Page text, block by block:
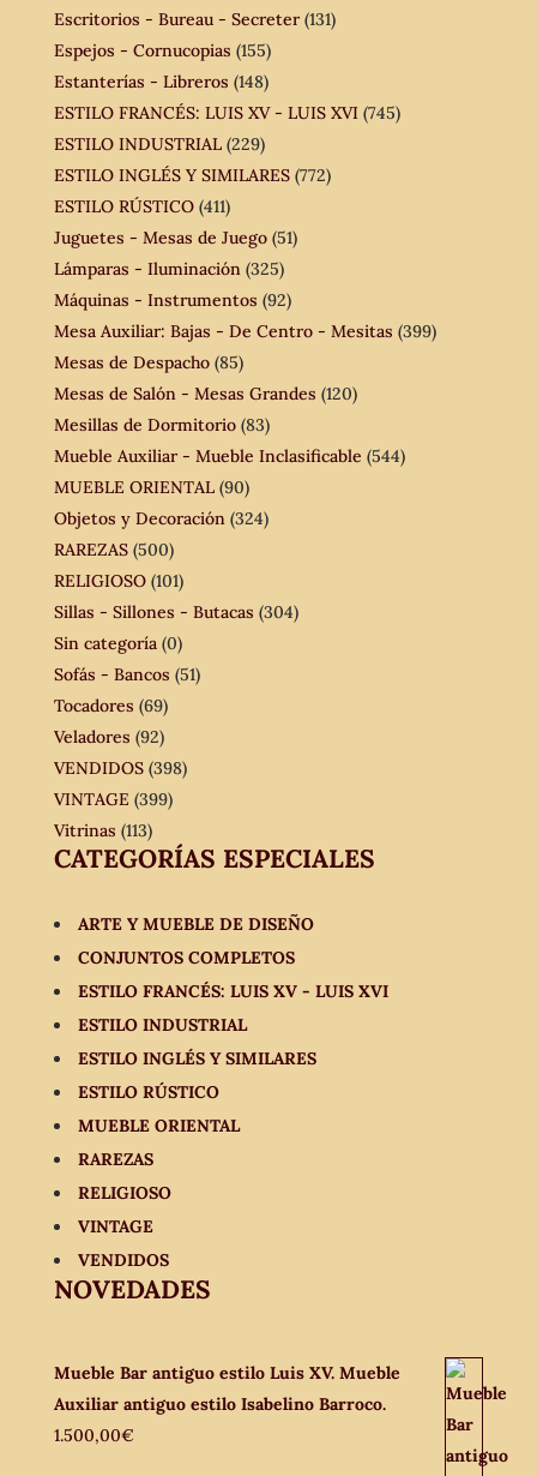
Escritorios - Bureau - Secreter (131)
Espejos - Cornucopias (155)
Estanterías - Libreros (148)
ESTILO FRANCÉS: LUIS XV - LUIS XVI (745)
ESTILO INDUSTRIAL (229)
ESTILO INGLÉS Y SIMILARES (772)
ESTILO RÚSTICO (411)
Juguetes - Mesas de Juego (51)
Lámparas - Iluminación (325)
Máquinas - Instrumentos (92)
Mesa Auxiliar: Bajas - De Centro - Mesitas (399)
Mesas de Despacho (85)
Mesas de Salón - Mesas Grandes (120)
Mesillas de Dormitorio (83)
Mueble Auxiliar - Mueble Inclasificable (544)
MUEBLE ORIENTAL (90)
Objetos y Decoración (324)
RAREZAS (500)
RELIGIOSO (101)
Sillas - Sillones - Butacas (304)
Sin categoría (0)
Sofás - Bancos (51)
Tocadores (69)
Veladores (92)
VENDIDOS (398)
VINTAGE (399)
Vitrinas (113)
CATEGORÍAS ESPECIALES
ARTE Y MUEBLE DE DISEÑO
CONJUNTOS COMPLETOS
ESTILO FRANCÉS: LUIS XV - LUIS XVI
ESTILO INDUSTRIAL
ESTILO INGLÉS Y SIMILARES
ESTILO RÚSTICO
MUEBLE ORIENTAL
RAREZAS
RELIGIOSO
VINTAGE
VENDIDOS
NOVEDADES
Mueble Bar antiguo estilo Luis XV. Mueble
Auxiliar antiguo estilo Isabelino Barroco.
1.500,00€